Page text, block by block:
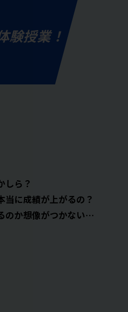
験授業！
しら？
当に成績が上がるの？
のか想像がつかない…